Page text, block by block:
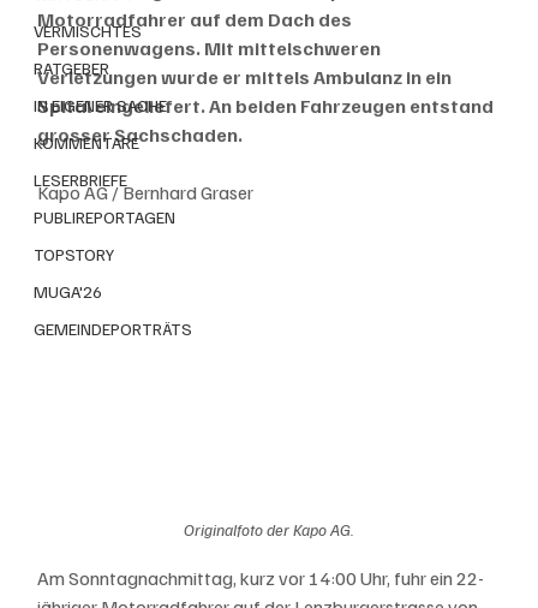
VERMISCHTES
RATGEBER
IN EIGENER SACHE
KOMMENTARE
LESERBRIEFE
PUBLIREPORTAGEN
TOPSTORY
MUGA'26
GEMEINDEPORTRÄTS
Motorradfahrer auf dem Dach des
Personenwagens. Mit mittelschweren
Verletzungen wurde er mittels Ambulanz in ein
Spital eingeliefert. An beiden Fahrzeugen entstand
grosser Sachschaden.
Kapo AG / Bernhard Graser
Originalfoto der Kapo AG.
Am Sonntagnachmittag, kurz vor 14:00 Uhr, fuhr ein 22-